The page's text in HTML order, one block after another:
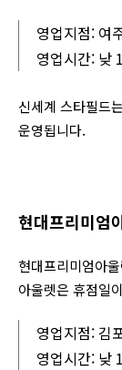
영업지점: 여
영업시간: 낮
신세계 스타필드
운영됩니다.
현대프리미엄
현대프리미엄아
아울렛은 휴점일
영업지점: 김
영업시간: 낮